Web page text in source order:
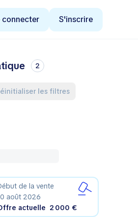
connecter S'inscrire
2
Réinitialiser les filtres
de la vente
août 2026
actuelle 2 000 €